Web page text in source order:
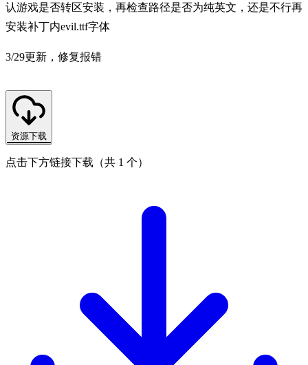
认游戏是否转区安装，再检查路径是否为纯英文，还是不行再
安装补丁内evil.ttf字体
3/29更新，修复报错
资源下载
点击下方链接下载（共 1 个）